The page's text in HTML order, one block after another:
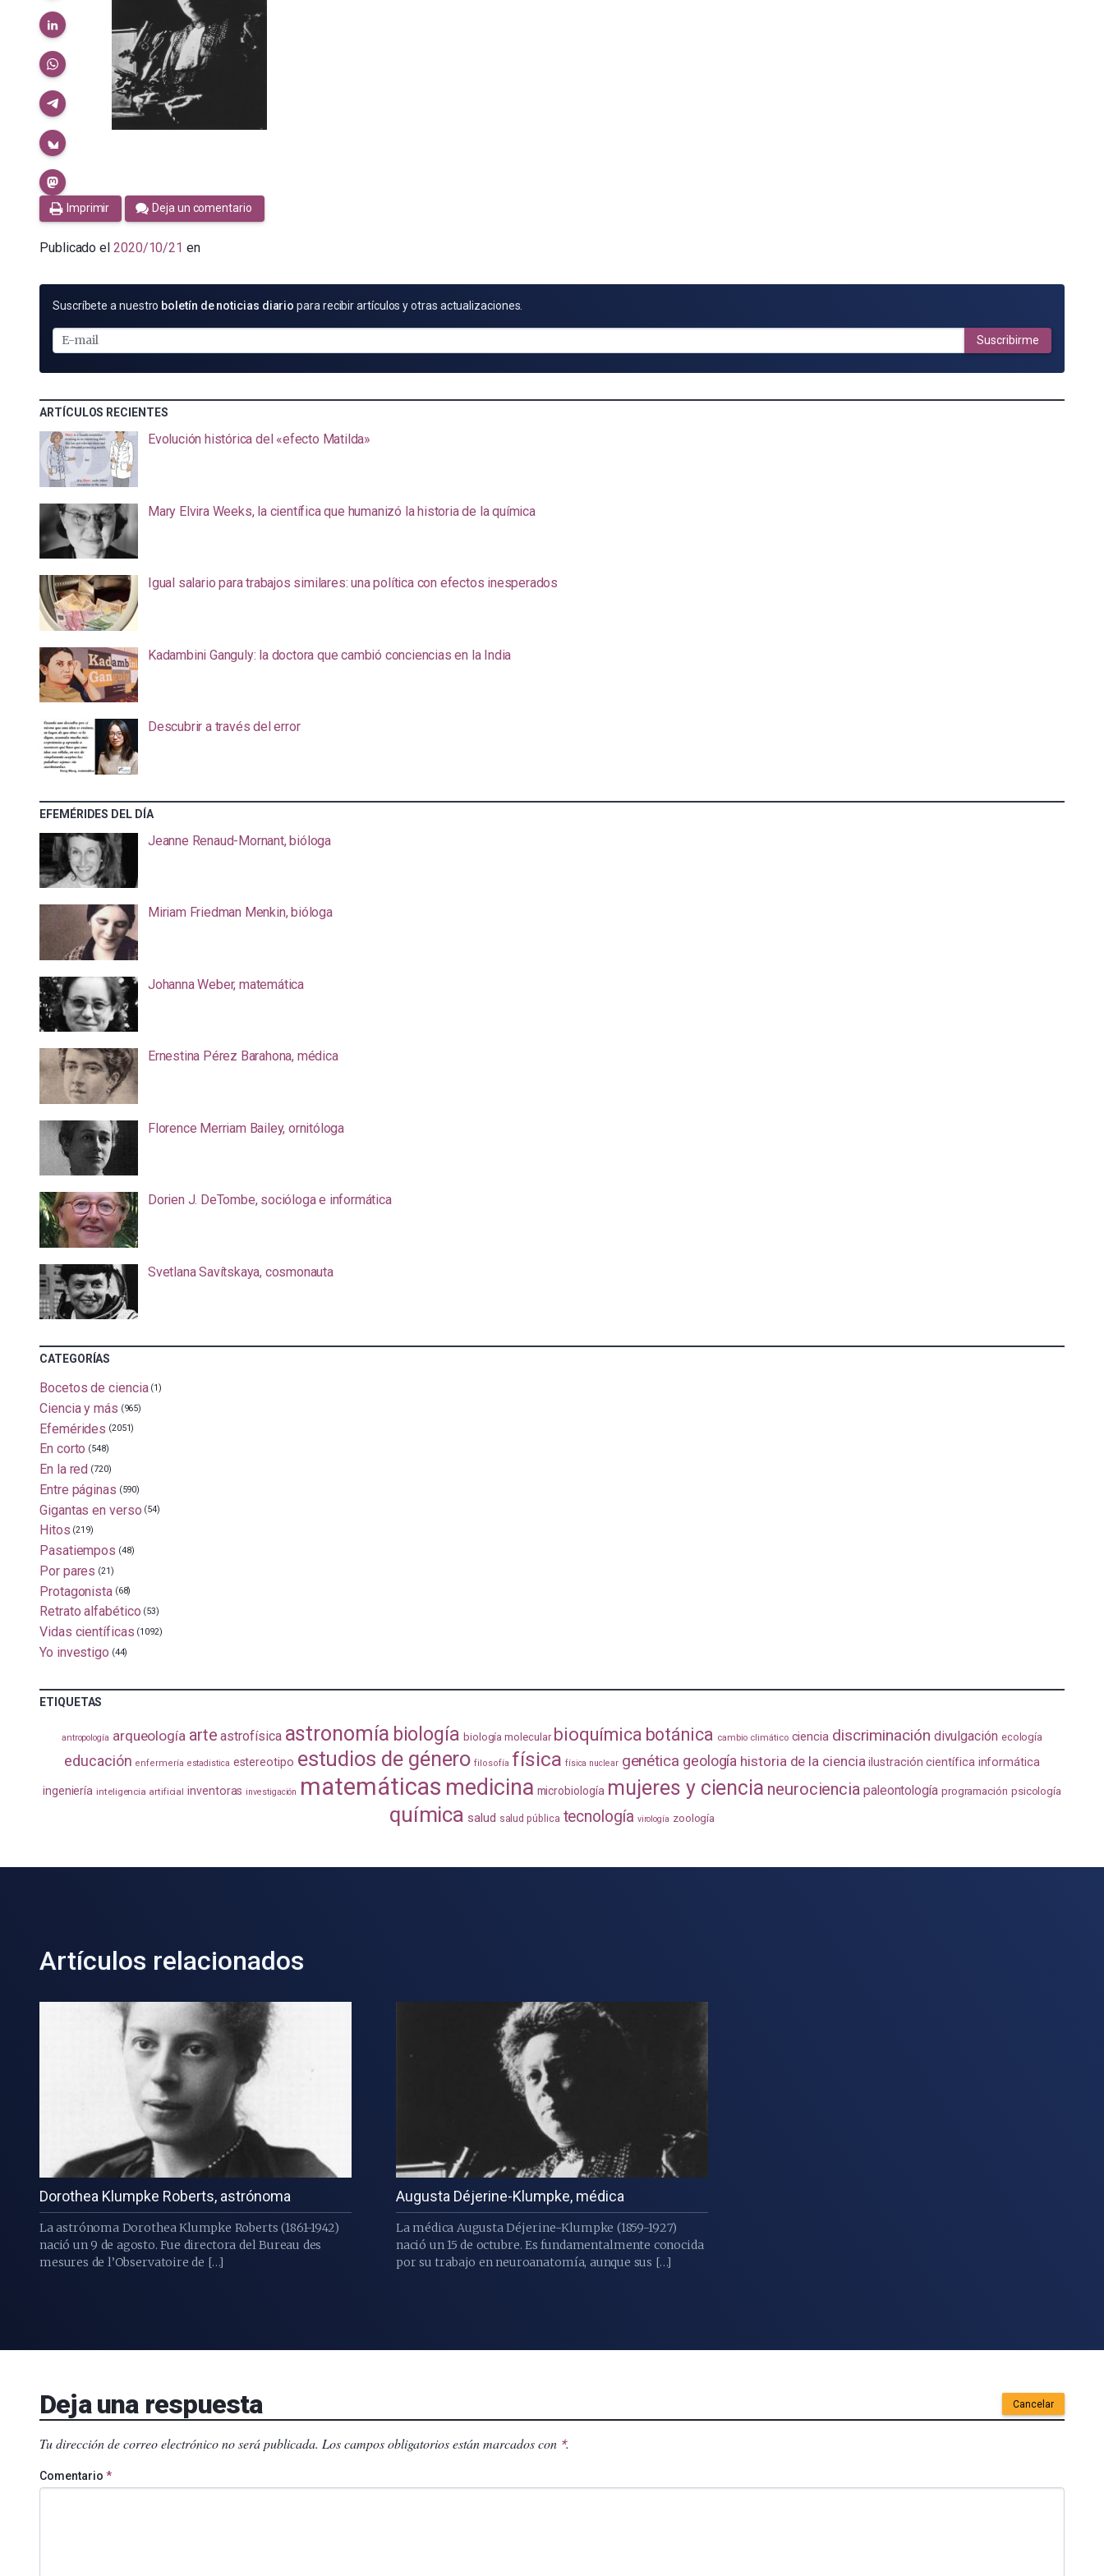
Imprimir Deja un comentario
Publicado el 2020/10/21 en
SUSCRÍBETE
E-
MAIL
Suscríbete a nuestro boletín de noticias diario para recibir artículos y otras actualizaciones.
Suscribirme
ARTÍCULOS RECIENTES
Evolución histórica del «efecto Matilda»
Mary Elvira Weeks, la científica que humanizó la historia de la química
Igual salario para trabajos similares: una política con efectos inesperados
Kadambini Ganguly: la doctora que cambió conciencias en la India
Descubrir a través del error
EFEMÉRIDES DEL DÍA
Jeanne Renaud-Mornant, bióloga
Miriam Friedman Menkin, bióloga
Johanna Weber, matemática
Ernestina Pérez Barahona, médica
Florence Merriam Bailey, ornitóloga
Dorien J. DeTombe, socióloga e informática
Svetlana Savítskaya, cosmonauta
CATEGORÍAS
Bocetos de ciencia (1)
Ciencia y más (965)
Efemérides (2051)
En corto (548)
En la red (720)
Entre páginas (590)
Gigantas en verso (54)
Hitos (219)
Pasatiempos (48)
Por pares (21)
Protagonista (68)
Retrato alfabético (53)
Vidas científicas (1092)
Yo investigo (44)
ETIQUETAS
antropología arqueología arte astrofísica astronomía biología biología molecular bioquímica botánica cambio climático ciencia discriminación divulgación ecología
educación enfermería estadistica estereotipo estudios de género filosofía física física nuclear genética geología historia de la ciencia ilustración científica informática
ingeniería inteligencia artificial inventoras investigación matemáticas medicina microbiología mujeres y ciencia neurociencia paleontología programación psicología
química salud salud pública tecnología virología zoología
Artículos relacionados
Dorothea Klumpke Roberts, astrónoma
La astrónoma Dorothea Klumpke Roberts (1861-1942)
nació un 9 de agosto. Fue directora del Bureau des
mesures de l’Observatoire de […]
Augusta Déjerine-Klumpke, médica
La médica Augusta Déjerine-Klumpke (1859-1927)
nació un 15 de octubre. Es fundamentalmente conocida
por su trabajo en neuroanatomía, aunque sus […]
Deja una respuesta Cancelar
Tu dirección de correo electrónico no será publicada. Los campos obligatorios están marcados con *.
Comentario *